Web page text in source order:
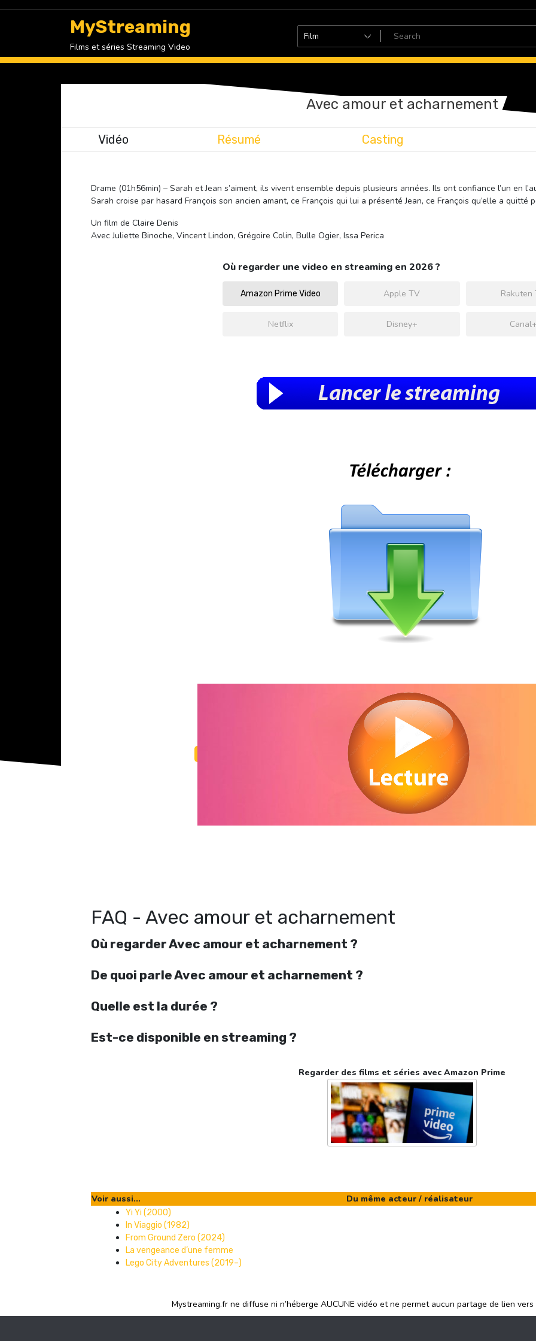
MyStreaming
Films et séries Streaming Video
Avec amour et acharnement
Vidéo Résumé Casting
Drame (01h56min) – Sarah et Jean s’aiment, ils vivent ensemble depuis plusieurs années. Ils ont confiance l’un en
Sarah croise par hasard François son ancien amant, ce François qui lui a présenté Jean, ce François qu’elle a quitté
Un film de Claire Denis
Avec Juliette Binoche, Vincent Lindon, Grégoire Colin, Bulle Ogier, Issa Perica
Où regarder une video en streaming en 2026 ?
Amazon Prime Video Apple TV Rakuten
Netflix Disney+
FAQ - Avec amour et acharnement
Où regarder Avec amour et acharnement ?
De quoi parle Avec amour et acharnement ?
Quelle est la durée ?
Est-ce disponible en streaming ?
Regarder des films et séries avec Amazon Prime
Voir aussi... Du même acteur / réalisateur
Yi Yi (2000)
In Viaggio (1982)
From Ground Zero (2024)
La vengeance d’une femme
Lego City Adventures (2019–)
Mystreaming.fr ne diffuse ni n’héberge AUCUNE vidéo et ne permet aucun partage de lien